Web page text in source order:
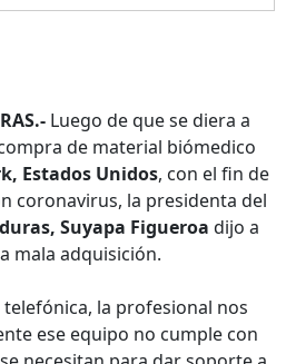
Luego de que se diera a
de material biómedico
Estados Unidos, con el fin de
coronavirus, la presidenta del
Suyapa Figueroa dijo a
mala adquisición.
la profesional nos
ese equipo no cumple con